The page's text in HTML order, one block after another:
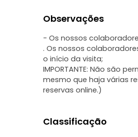
Observações
- Os nossos
. Os nossos
o início da visita;
IMPORTANTE: Não são
mesmo que haja várias
reservas online.)
Classificação